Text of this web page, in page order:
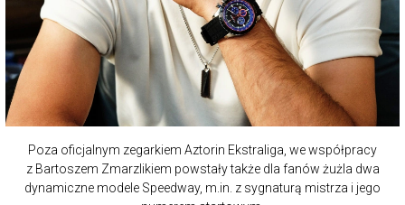
Poza oficjalnym zegarkiem Aztorin Ekstraliga, we współpracy
z Bartoszem Zmarzlikiem powstały także dla fanów żużla dwa
dynamiczne modele Speedway, m.in. z sygnaturą mistrza i jego